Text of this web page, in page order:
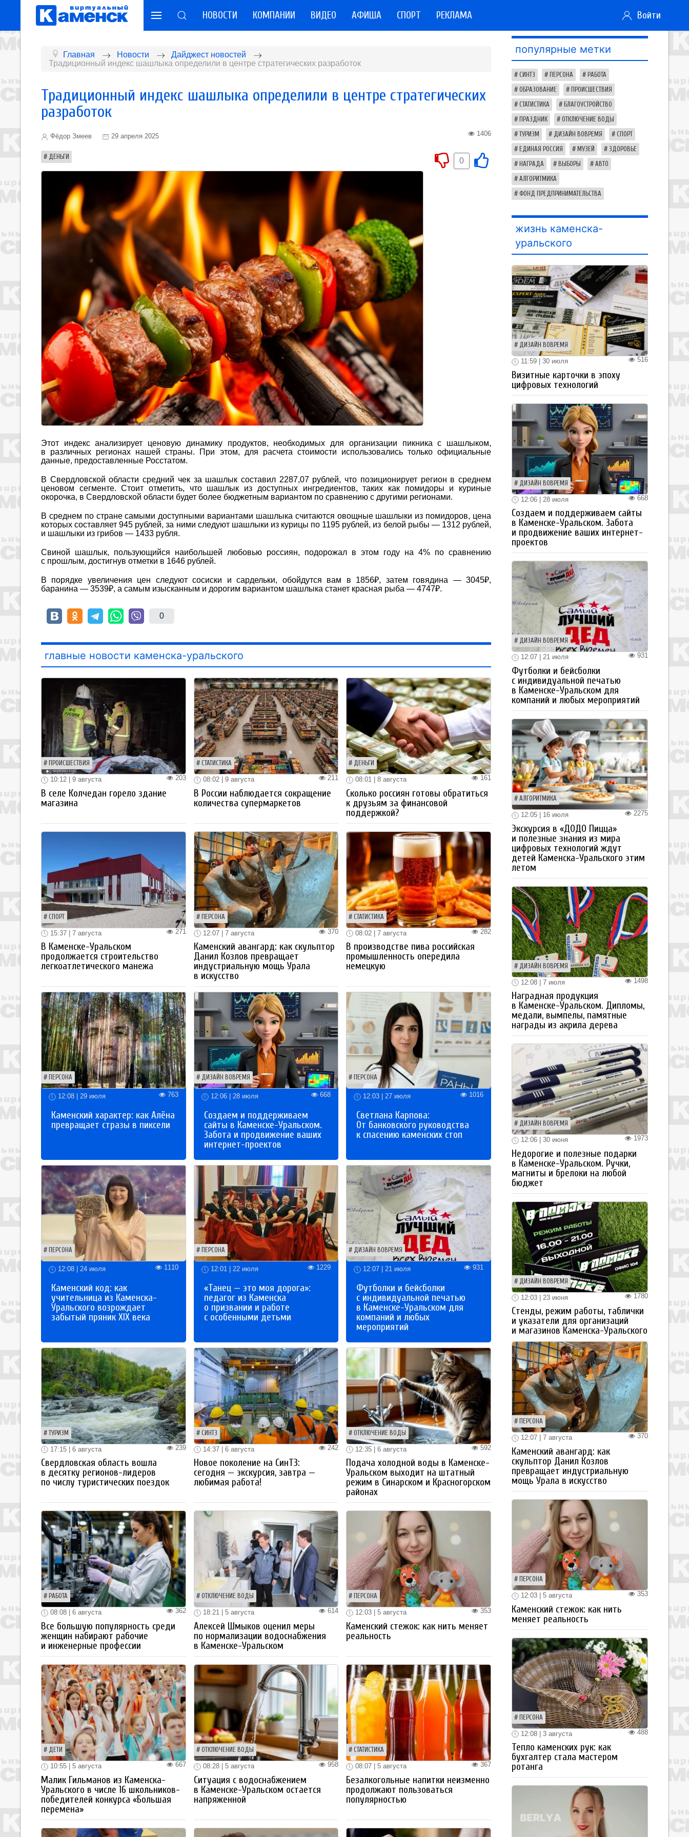
НОВОСТИ КОМПАНИИ ВИДЕО АФИША СПОРТ РЕКЛАМА Войти
Главная Новости
Дайджест новостей
Традиционный индекс шашлыка определили в центре стратегических разработок
Традиционный индекс шашлыка определили в центре стратегических
разработок
Фёдор Змеев 29 апреля 2025 1406
ДЕНЬГИ 0
Этот индекс анализирует ценовую динамику продуктов, необходимых для организации пикника с шашлыком,
в различных регионах нашей страны. При этом, для расчета стоимости использовались только официальные
данные, предоставленные Росстатом.
В Свердловской области средний чек за шашлык составил 2287,07 рублей, что позиционирует регион в среднем
ценовом сегменте. Стоит отметить, что шашлык из доступных ингредиентов, таких как помидоры и куриные
окорочка, в Свердловской области будет более бюджетным вариантом по сравнению с другими регионами.
В среднем по стране самыми доступными вариантами шашлыка считаются овощные шашлыки из помидоров, цена
которых составляет 945 рублей, за ними следуют шашлыки из курицы по 1195 рублей, из белой рыбы — 1312 рублей,
и шашлыки из грибов — 1433 рубля.
Свиной шашлык, пользующийся наибольшей любовью россиян, подорожал в этом году на 4% по сравнению
с прошлым, достигнув отметки в 1646 рублей.
В порядке увеличения цен следуют сосиски и сардельки, обойдутся вам в 1856₽, затем говядина — 3045₽,
баранина — 3539₽, а самым изысканным и дорогим вариантом шашлыка станет красная рыба — 4747₽.
0
главные новости каменска-уральского
ПРОИСШЕСТВИЯ
203
10:12 | 9 августа
В селе Колчедан горело здание
магазина
СТАТИСТИКА
211
08:02 | 9 августа
В России наблюдается сокращение
количества супермаркетов
ДЕНЬГИ
161
08:01 | 8 августа
Сколько россиян готовы обратиться
к друзьям за финансовой
поддержкой?
СПОРТ
271
15:37 | 7 августа
В Каменске-Уральском
продолжается строительство
легкоатлетического манежа
ПЕРСОНА
370
12:07 | 7 августа
Каменский авангард: как скульптор
Данил Козлов превращает
индустриальную мощь Урала
в искусство
СТАТИСТИКА
282
08:02 | 7 августа
В производстве пива российская
промышленность опередила
немецкую
ПЕРСОНА
12:08 | 29 июля 763
Каменский характер: как Алёна
превращает стразы в пиксели
ДИЗАЙН ВОВРЕМЯ
12:06 | 28 июля 668
Создаем и поддерживаем
сайты в Каменске-Уральском.
Забота и продвижение ваших
интернет-проектов
ПЕРСОНА
12:03 | 27 июля 1016
Светлана Карпова:
От банковского руководства
к спасению каменских стоп
ПЕРСОНА
12:08 | 24 июля 1110
Каменский код: как
учительница из Каменска-
Уральского возрождает
забытый пряник XIX века
ПЕРСОНА
12:01 | 22 июля 1229
«Танец — это моя дорога»:
педагог из Каменска
о призвании и работе
с особенными детьми
ДИЗАЙН ВОВРЕМЯ
12:07 | 21 июля 931
Футболки и бейсболки
с индивидуальной печатью
в Каменске-Уральском для
компаний и любых
мероприятий
ТУРИЗМ
239
17:15 | 6 августа
Свердловская область вошла
в десятку регионов-лидеров
по числу туристических поездок
СИНТЗ
242
14:37 | 6 августа
Новое поколение на СинТЗ:
сегодня — экскурсия, завтра —
любимая работа!
ОТКЛЮЧЕНИЕ ВОДЫ
592
12:35 | 6 августа
Подача холодной воды в Каменске-
Уральском выходит на штатный
режим в Синарском и Красногорском
районах
РАБОТА
362
08:08 | 6 августа
Все большую популярность среди
женщин набирают рабочие
и инженерные профессии
ОТКЛЮЧЕНИЕ ВОДЫ
614
18:21 | 5 августа
Алексей Шмыков оценил меры
по нормализации водоснабжения
в Каменске-Уральском
ПЕРСОНА
353
12:03 | 5 августа
Каменский стежок: как нить меняет
реальность
ДЕТИ
667
10:55 | 5 августа
Малик Гильманов из Каменска-
Уральского в числе 16 школьников-
победителей конкурса «Большая
перемена»
ОТКЛЮЧЕНИЕ ВОДЫ
958
08:28 | 5 августа
Ситуация с водоснабжением
в Каменске-Уральском остается
напряженной
СТАТИСТИКА
367
08:07 | 5 августа
Безалкогольные напитки неизменно
продолжают пользоваться
популярностью
популярные метки
СИНТЗ ПЕРСОНА РАБОТА
ОБРАЗОВАНИЕ ПРОИСШЕСТВИЯ
СТАТИСТИКА БЛАГОУСТРОЙСТВО
ПРАЗДНИК ОТКЛЮЧЕНИЕ ВОДЫ
ТУРИЗМ ДИЗАЙН ВОВРЕМЯ СПОРТ
ЕДИНАЯ РОССИЯ МУЗЕЙ ЗДОРОВЬЕ
НАГРАДА ВЫБОРЫ АВТО
АЛГОРИТМИКА
ФОНД ПРЕДПРИНИМАТЕЛЬСТВА
жизнь каменска-
уральского
ДИЗАЙН ВОВРЕМЯ
516
11:59 | 30 июля
Визитные карточки в эпоху
цифровых технологий
ДИЗАЙН ВОВРЕМЯ
668
12:06 | 28 июля
Создаем и поддерживаем сайты
в Каменске-Уральском. Забота
и продвижение ваших интернет-
проектов
ДИЗАЙН ВОВРЕМЯ
931
12:07 | 21 июля
Футболки и бейсболки
с индивидуальной печатью
в Каменске-Уральском для
компаний и любых мероприятий
АЛГОРИТМИКА
2275
12:05 | 16 июля
Экскурсия в «ДОДО Пицца»
и полезные знания из мира
цифровых технологий ждут
детей Каменска-Уральского этим
летом
ДИЗАЙН ВОВРЕМЯ
1498
12:08 | 7 июля
Наградная продукция
в Каменске-Уральском. Дипломы,
медали, вымпелы, памятные
награды из акрила дерева
ДИЗАЙН ВОВРЕМЯ
1973
12:06 | 30 июня
Недорогие и полезные подарки
в Каменске-Уральском. Ручки,
магниты и брелоки на любой
бюджет
ДИЗАЙН ВОВРЕМЯ
1780
12:03 | 23 июня
Стенды, режим работы, таблички
и указатели для организаций
и магазинов Каменска-Уральского
ПЕРСОНА
370
12:07 | 7 августа
Каменский авангард: как
скульптор Данил Козлов
превращает индустриальную
мощь Урала в искусство
ПЕРСОНА
353
12:03 | 5 августа
Каменский стежок: как нить
меняет реальность
ПЕРСОНА
488
12:08 | 3 августа
Тепло каменских рук: как
бухгалтер стала мастером
ротанга